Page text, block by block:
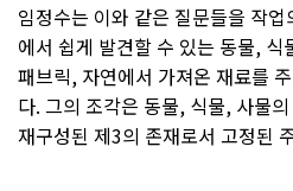
임정수는 이와 같은 질문들을 작
에서 쉽게 발견할 수 있는 동물, 식
패브릭, 자연에서 가져온 재료를
다. 그의 조각은 동물, 식물, 사물
재구성된 제3의 존재로서 고정된